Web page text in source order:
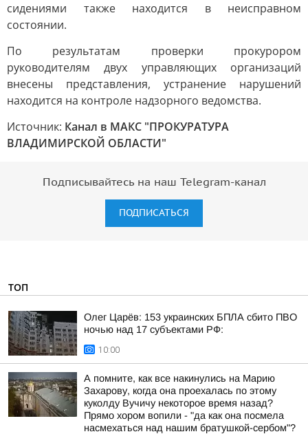
сидениями также находится в неисправном
состоянии.
По результатам проверки прокурором
руководителям двух управляющих организаций
внесены представления, устранение нарушений
находится на контроле надзорного ведомства.
Источник: Канал в МАКС "ПРОКУРАТУРА
ВЛАДИМИРСКОЙ ОБЛАСТИ"
Подписывайтесь на наш Telegram-канал
ПОДПИСАТЬСЯ
ТОП
Олег Царёв: 153 украинских БПЛА сбито ПВО
ночью над 17 субъектами РФ:
10:00
А помните, как все накинулись на Марию
Захарову, когда она проехалась по этому
куколду Вучичу некоторое время назад?
Прямо хором вопили - "да как она посмела
насмехаться над нашим братушкой-сербом"?